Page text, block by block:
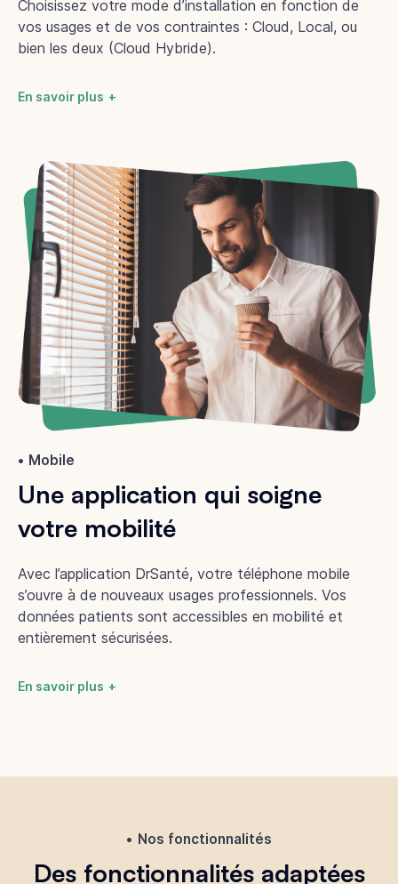
Choisissez votre mode d’installation en fonction de
vos usages et de vos contraintes : Cloud, Local, ou
bien les deux (Cloud Hybride).
En savoir plus
Mobile
Une application qui soigne
votre mobilité
Avec l’application DrSanté, votre téléphone mobile
s’ouvre à de nouveaux usages professionnels. Vos
données patients sont accessibles en mobilité et
entièrement sécurisées.
En savoir plus
Nos fonctionnalités
Des fonctionnalités adaptées